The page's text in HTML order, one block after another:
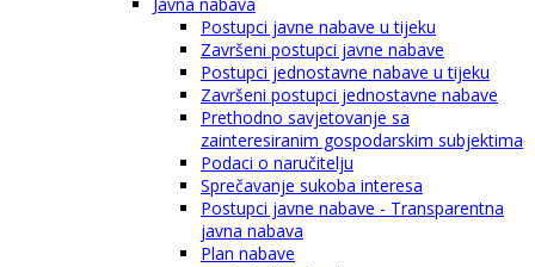
Postupci javne nabave u tijeku
Završeni postupci javne nabave
Postupci jednostavne nabave u tijeku
Završeni postupci jednostavne nabave
Prethodno savjetovanje sa
zainteresiranim gospodarskim subjektima
Podaci o naručitelju
Sprečavanje sukoba interesa
Postupci javne nabave - Transparentna
javna nabava
Plan nabave